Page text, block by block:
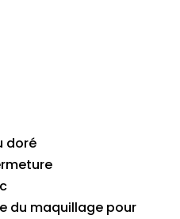
doré
du maquillage pour